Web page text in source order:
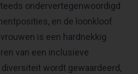
ondervertegenwoordigd
en de loonkloof
is een hardnekkig
van een inclusieve
wordt gewaardeerd,